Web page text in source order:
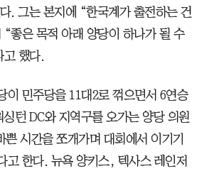
. 그는 본지에 “한국계가 출전하는 건
좋은 목적 아래 양당이 하나가 될 수
고 했다.
이 민주당을 11대2로 꺾으면서 6연승
턴 DC와 지역구를 오가는 양당 의원
쁜 시간을 쪼개가며 대회에서 이기기
고 한다. 뉴욕 양키스, 텍사스 레인저